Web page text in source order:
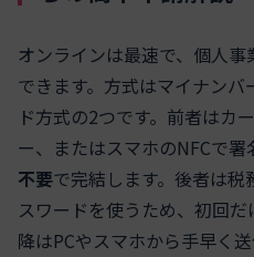
オンラインは最速で、個人事
できます。方式はマイナン
ド方式の2つです。前者はカ
ー、またはスマホのNFCで署
不要で完結します。後者は
スワードを使うため、初回
降はPCやスマホから手早く